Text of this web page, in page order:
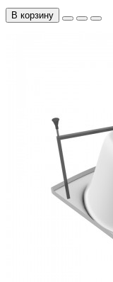
В корзину